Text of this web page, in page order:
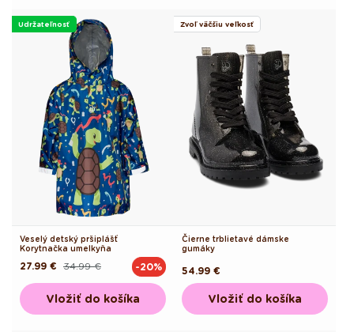
Udržateľnosť
Veselý detský pršiplášť
Korytnačka umelkyňa
Pôvodná34.99 €
Akciová
27.99 € -20%
Vložiť do košíka
Zvoľ väčšiu veľkosť
Čierne trblietavé dámske
gumáky
Pôvodná
cena
54.99 €
Vložiť do košíka